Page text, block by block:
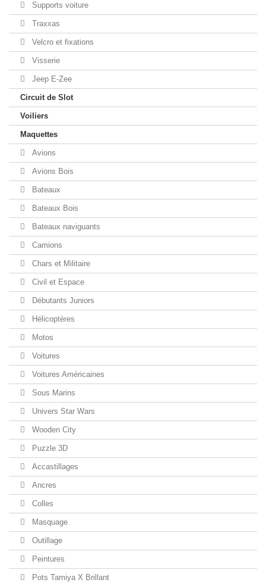
Supports voiture
Traxxas
Velcro et fixations
Visserie
Jeep E-Zee
Circuit de Slot
Voiliers
Maquettes
Avions
Avions Bois
Bateaux
Bateaux Bois
Bateaux naviguants
Camions
Chars et Militaire
Civil et Espace
Débutants Juniors
Hélicoptères
Motos
Voitures
Voitures Américaines
Sous Marins
Univers Star Wars
Wooden City
Puzzle 3D
Accastillages
Ancres
Colles
Masquage
Outillage
Peintures
Pots Tamiya X Brillant